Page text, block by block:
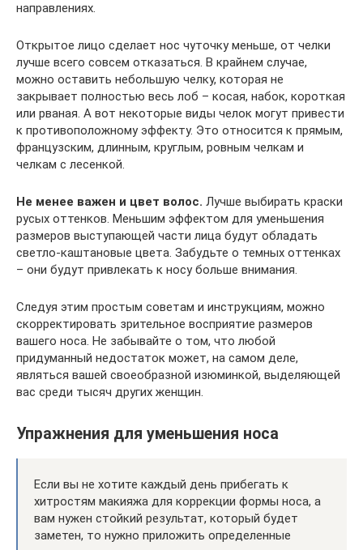
направлениях.
Открытое лицо сделает нос чуточку меньше, от челки
лучше всего совсем отказаться. В крайнем случае,
можно оставить небольшую челку, которая не
закрывает полностью весь лоб – косая, набок, короткая
или рваная. А вот некоторые виды челок могут привести
к противоположному эффекту. Это относится к прямым,
французским, длинным, круглым, ровным челкам и
челкам с лесенкой.
Не менее важен и цвет волос. Лучше выбирать краски
русых оттенков. Меньшим эффектом для уменьшения
размеров выступающей части лица будут обладать
светло-каштановые цвета. Забудьте о темных оттенках
– они будут привлекать к носу больше внимания.
Следуя этим простым советам и инструкциям, можно
скорректировать зрительное восприятие размеров
вашего носа. Не забывайте о том, что любой
придуманный недостаток может, на самом деле,
являться вашей своеобразной изюминкой, выделяющей
вас среди тысяч других женщин.
Упражнения для уменьшения носа
Если вы не хотите каждый день прибегать к
хитростям макияжа для коррекции формы носа, а
вам нужен стойкий результат, который будет
заметен, то нужно приложить определенные